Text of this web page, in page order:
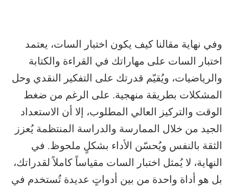
وفي نهاية مقالنا كيف يكون اختبار السات، يعتمد
اختبار السات على مهاراتك في القراءة والكتابة
والرياضيات، ويُقيّم قدرتك على التفكير النقدي وحل
المشكلات بطريقة منهجية. على الرغم من ضغط
الوقت والتركيز العالي المطلوب، إلا أن الاستعداد
الجيد من خلال الممارسة والدراسة المنتظمة يُعزز
الثقة بالنفس ويُحسّن الأداء بشكلٍ ملحوظ. في
النهاية، لا يُمثل اختبار السات مقياساً كاملاً لقدراتك،
بل هو أداة واحدة من بين أدواتٍ عديدة تُستخدم في